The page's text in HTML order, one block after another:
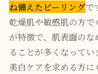
ね備えたピーリングで
乾燥肌や敏感肌の方
が特徴で、肌表面の
ることが多くなってい
美白ケアを求める方に